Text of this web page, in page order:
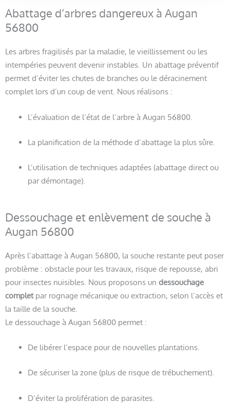
Abattage d’arbres dangereux à Augan
56800
Les arbres fragilisés par la maladie, le vieillissement ou les
intempéries peuvent devenir instables. Un abattage préventif
permet d’éviter les chutes de branches ou le déracinement
complet lors d’un coup de vent. Nous réalisons :
L’évaluation de l’état de l’arbre à Augan 56800.
La planification de la méthode d’abattage la plus sûre.
L’utilisation de techniques adaptées (abattage direct ou
par démontage).
Dessouchage et enlèvement de souche à
Augan 56800
Après l’abattage à Augan 56800, la souche restante peut poser
problème : obstacle pour les travaux, risque de repousse, abri
pour insectes nuisibles. Nous proposons un dessouchage
completpar rognage mécanique ou extraction, selon l’accès et
la taille de la souche.
Le dessouchage à Augan 56800 permet :
De libérer l’espace pour de nouvelles plantations.
De sécuriser la zone (plus de risque de trébuchement).
D’éviter la prolifération de parasites.